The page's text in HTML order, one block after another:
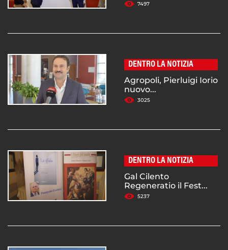
7497
DENTRO LA NOTIZIA
Agropoli, Pierluigi Iorio
nuovo...
3025
DENTRO LA NOTIZIA
Gal Cilento
Regeneratio il Fest...
5237